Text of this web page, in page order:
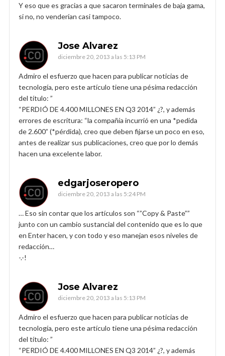
Y eso que es gracias a que sacaron terminales de baja gama,
si no, no venderían casi tampoco.
Jose Alvarez
diciembre 20, 2013 a las 5:13 PM
Admiro el esfuerzo que hacen para publicar noticias de
tecnología, pero este artículo tiene una pésima redacción
del título: ”
“PERDIÓ DE 4.400 MILLONES EN Q3 2014” ¿?, y además
errores de escritura: “la compañía incurrió en una *pedida
de 2.600” (*pérdida), creo que deben fijarse un poco en eso,
antes de realizar sus publicaciones, creo que por lo demás
hacen una excelente labor.
edgarjoseropero
diciembre 20, 2013 a las 5:24 PM
… Eso sin contar que los artículos son “”Copy & Paste””
junto con un cambio sustancial del contenido que es lo que
en Enter hacen, y con todo y eso manejan esos niveles de
redacción…
-.-!
Jose Alvarez
diciembre 20, 2013 a las 5:13 PM
Admiro el esfuerzo que hacen para publicar noticias de
tecnología, pero este artículo tiene una pésima redacción
del título: ”
“PERDIÓ DE 4.400 MILLONES EN Q3 2014” ¿?, y además